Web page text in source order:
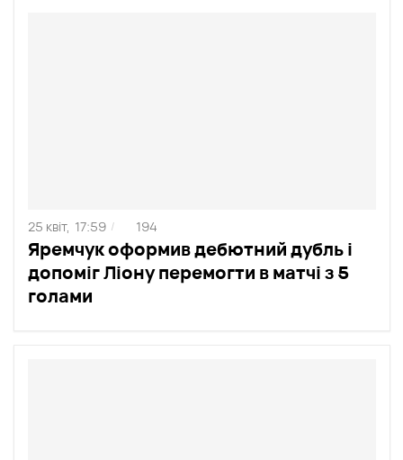
Яремчук оформив дебютний дубль і
допоміг Ліону перемогти в матчі з 5
голами
25 квіт, 17:59 / 194